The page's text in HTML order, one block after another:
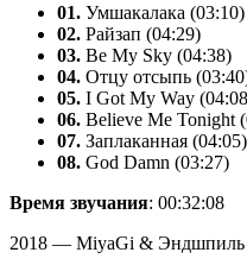
01. Умшакалака (03:10)
02. Райзап (04:29)
03. Be My Sky (04:38)
04. Отцу отсыпь
05. I Got My Way
06. Believe Me Tonight
07. Заплаканная (04:05)
08. God Damn (03:27)
Время звучания: 00:32:08
2018 — MiyaGi &